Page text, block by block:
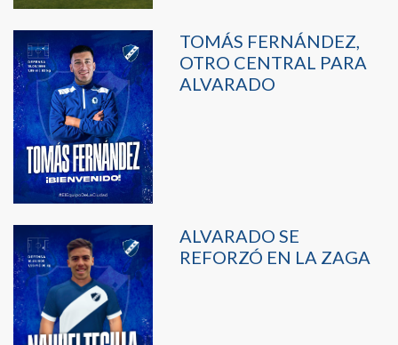
TOMÁS FERNÁNDEZ,
OTRO CENTRAL PARA
ALVARADO
ALVARADO SE
REFORZÓ EN LA ZAGA